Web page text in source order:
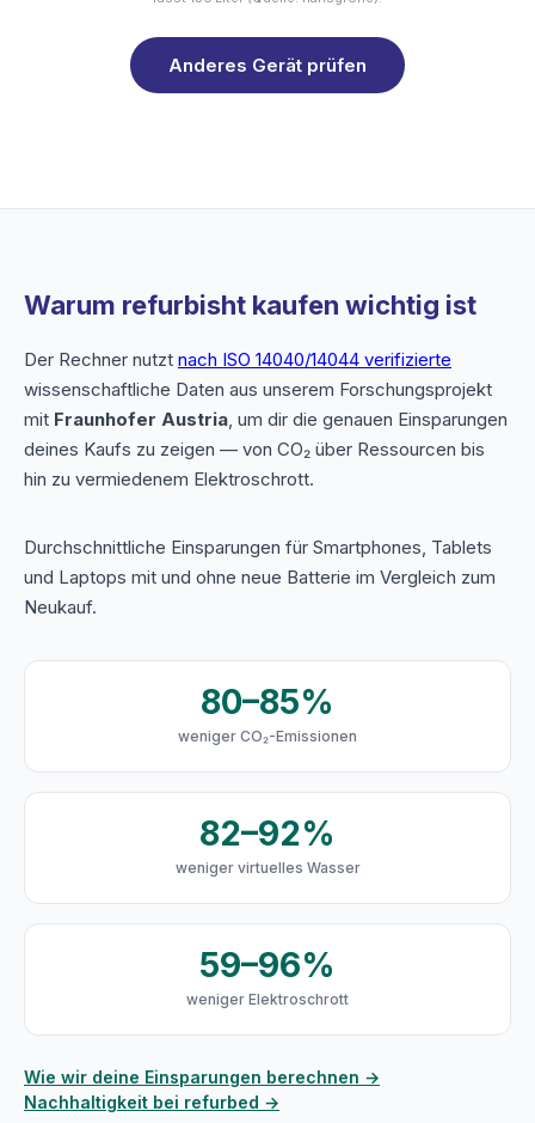
Anderes Gerät prüfen
Warum refurbisht kaufen wichtig ist
Der Rechner nutzt nach ISO 14040/14044 verifizierte
wissenschaftliche Daten aus unserem Forschungsprojekt
mit Fraunhofer Austria, um dir die genauen Einsparungen
deines Kaufs zu zeigen — von CO₂ über Ressourcen bis
hin zu vermiedenem Elektroschrott.
Durchschnittliche Einsparungen für Smartphones, Tablets
und Laptops mit und ohne neue Batterie im Vergleich zum
Neukauf.
80–85%
weniger CO₂-Emissionen
82–92%
weniger virtuelles Wasser
59–96%
weniger Elektroschrott
Wie wir deine Einsparungen berechnen →
Nachhaltigkeit bei refurbed →